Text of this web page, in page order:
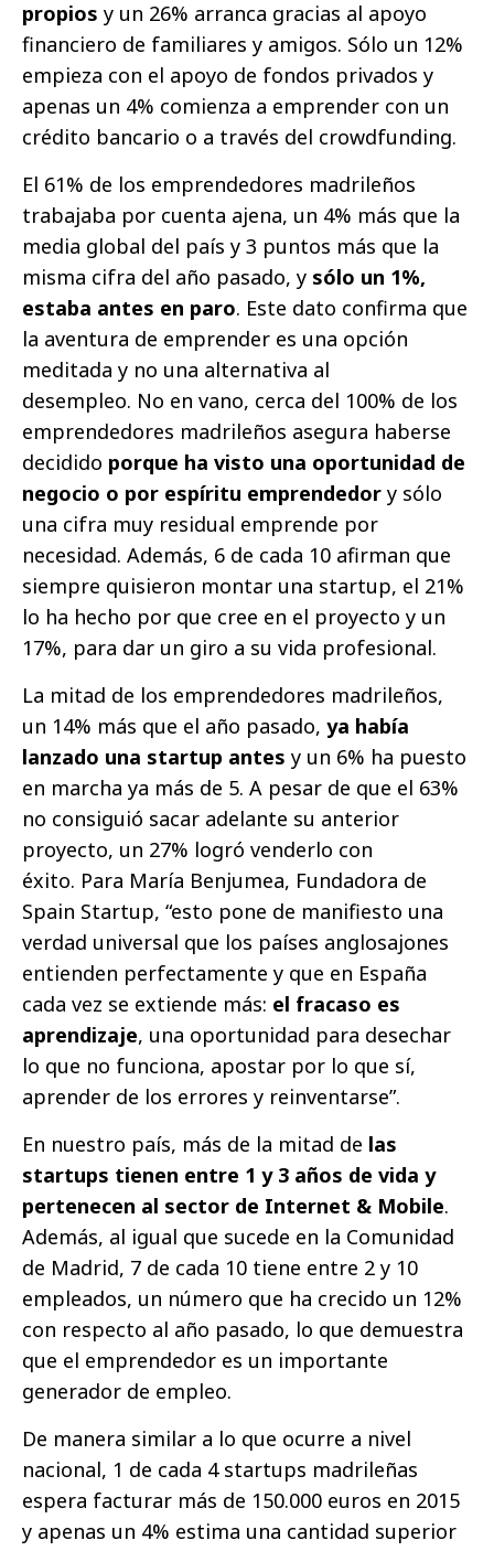
propios y un 26% arranca gracias al apoyo
financiero de familiares y amigos. Sólo un 12%
empieza con el apoyo de fondos privados y
apenas un 4% comienza a emprender con un
crédito bancario o a través del crowdfunding.
El 61% de los emprendedores madrileños
trabajaba por cuenta ajena, un 4% más que la
media global del país y 3 puntos más que la
misma cifra del año pasado, y sólo un 1%,
estaba antes en paro. Este dato confirma que
la aventura de emprender es una opción
meditada y no una alternativa al
desempleo. No en vano, cerca del 100% de los
emprendedores madrileños asegura haberse
decidido porque ha visto una oportunidad de
negocio o por espíritu emprendedor y sólo
una cifra muy residual emprende por
necesidad. Además, 6 de cada 10 afirman que
siempre quisieron montar una startup, el 21%
lo ha hecho por que cree en el proyecto y un
17%, para dar un giro a su vida profesional.
La mitad de los emprendedores madrileños,
un 14% más que el año pasado, ya había
lanzado una startup antes y un 6% ha puesto
en marcha ya más de 5. A pesar de que el 63%
no consiguió sacar adelante su anterior
proyecto, un 27% logró venderlo con
éxito. Para María Benjumea, Fundadora de
Spain Startup, “esto pone de manifiesto una
verdad universal que los países anglosajones
entienden perfectamente y que en España
cada vez se extiende más: el fracaso es
aprendizaje, una oportunidad para desechar
lo que no funciona, apostar por lo que sí,
aprender de los errores y reinventarse”.
En nuestro país, más de la mitad de las
startups tienen entre 1 y 3 años de vida y
pertenecen al sector de Internet & Mobile.
Además, al igual que sucede en la Comunidad
de Madrid, 7 de cada 10 tiene entre 2 y 10
empleados, un número que ha crecido un 12%
con respecto al año pasado, lo que demuestra
que el emprendedor es un importante
generador de empleo.
De manera similar a lo que ocurre a nivel
nacional, 1 de cada 4 startups madrileñas
espera facturar más de 150.000 euros en 2015
y apenas un 4% estima una cantidad superior